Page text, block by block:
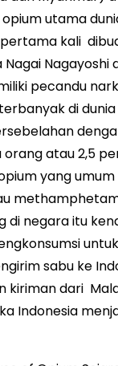
utama
kali
Nagayoshi
pecandu
di
atau 2,5
yang
di negara itu
sabu ke
kiriman dari
Indonesia